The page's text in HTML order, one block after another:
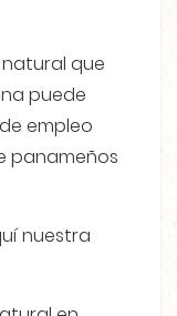
que
puede
empleo
panameños
nuestra